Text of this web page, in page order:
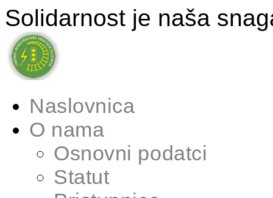
Solidarnost je naša
Naslovnica
O nama
Osnovni podatci
Statut